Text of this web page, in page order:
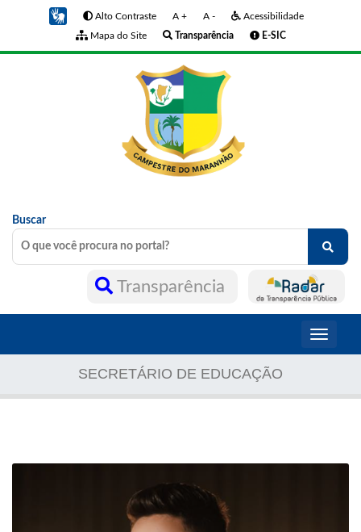
Alto Contraste A + A -
Acessibilidade
Mapa do Site
Transparência E-SIC
Buscar
Transparência
Toggle
SECRETÁRIO DE EDUCAÇÃO